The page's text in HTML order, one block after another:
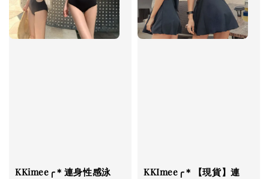
KKimee╭＊連身性感泳
KKImee╭＊【現貨】連